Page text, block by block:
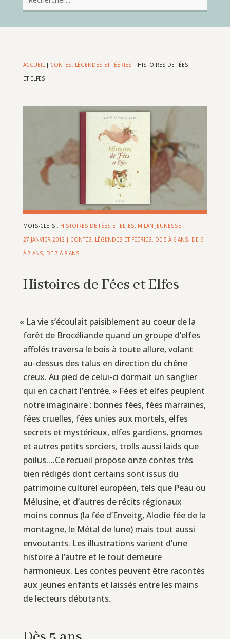
ACCUEIL| CONTES, LÉGENDES ET FÉÉRIES | HISTOIRES DE FÉES
ET ELFES
MOTS-CLEFS : HISTOIRES DE FÉES ET ELFES, MILAN JEUNESSE
27 JANVIER 2012 | CONTES, LÉGENDES ET FÉÉRIES, DE 5 À 6 ANS, DE 6
À 7 ANS, DE 7 À 8 ANS
Histoires de Fées et Elfes
« La vie s’écoulait paisiblement au coeur de la
forêt de Brocéliande quand un groupe d’elfes
affolés traversa le bois à toute allure, volant
au-dessus des talus en direction du chêne
creux. Au pied de celui-ci dormait un sanglier
qui en cachait l’entrée. » Fées et elfes peuplent
notre imaginaire : bonnes fées, fées marraines,
fées cruelles, fées unies aux mortels, elfes
secrets et mystérieux, elfes gardiens, gnomes
et autres petits sorciers, trolls aussi laids que
poilus.…Ce recueil propose onze contes très
bien rédigés dont certains sont issus du
patrimoine culturel européen, tels que Peau ou
Mélusine, et d’autres de récits régionaux
moins connus (la fée d’Enveitg, Alodie fée de la
montagne, le Métal de lune) mais tout aussi
envoutants. Les illustrations varient d’une
histoire à l’autre et le tout demeure
harmonieux. Les contes peuvent être racontés
aux jeunes enfants et laissés entre les mains
de lecteurs débutants.